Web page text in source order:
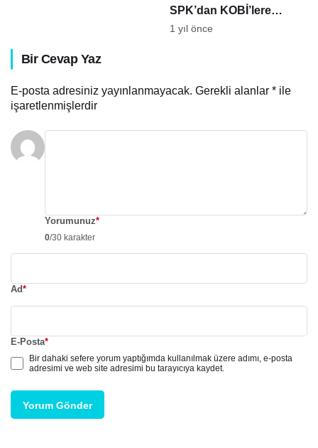
SPK’dan KOBİ’lere
finansal eğitim
1 yıl önce
Bir Cevap Yaz
E-posta adresiniz yayınlanmayacak. Gerekli alanlar * ile
işaretlenmişlerdir
Yorumunuz*
0/30 karakter
Ad*
E-Posta*
Bir dahaki sefere yorum yaptığımda kullanılmak üzere adımı, e-posta
adresimi ve web site adresimi bu tarayıcıya kaydet.
Yorum Gönder